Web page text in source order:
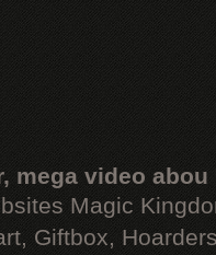
mega video abou
Magic
Giftbox,